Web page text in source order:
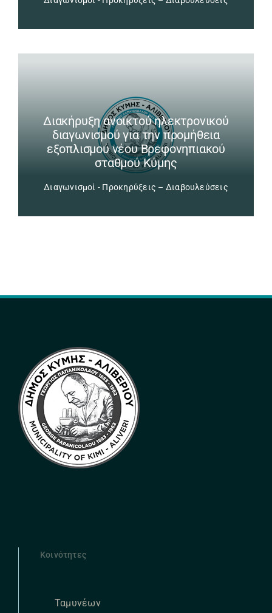
Διακήρυξη ανοικτού ηλεκτρονικού
διαγωνισμού για την προμήθεια
εξοπλισμού νέου Βρεφονηπιακού
σταθμού Κύμης
Διαγωνισμοί - Προκηρύξεις – Διαβουλεύσεις
Κοινότητες
Ταμυνέων